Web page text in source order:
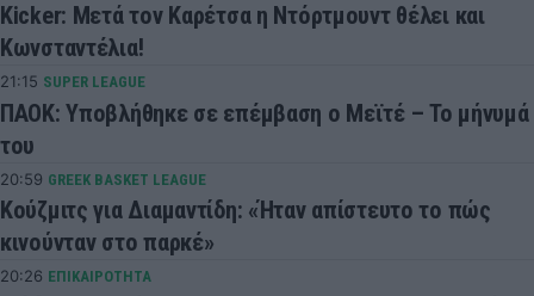
Kicker: Μετά τον Καρέτσα η Ντόρτμουντ θέλει και
Κωνσταντέλια!
21:15 SUPER LEAGUE
ΠΑΟΚ: Υποβλήθηκε σε επέμβαση ο Μεϊτέ – Το μήνυμά
του
20:59 GREEK BASKET LEAGUE
Κούζμιτς για Διαμαντίδη: «Ήταν απίστευτο το πώς
κινούνταν στο παρκέ»
20:26 ΕΠΙΚΑΙΡΟΤΗΤΑ